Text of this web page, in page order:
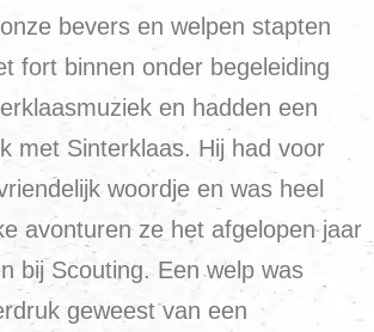
bevers en welpen stapten
fort binnen onder begeleiding
en hadden een
met Sinterklaas. Hij had voor
woordje en was heel
avonturen ze het afgelopen jaar
bij Scouting. Een welp was
geweest van een